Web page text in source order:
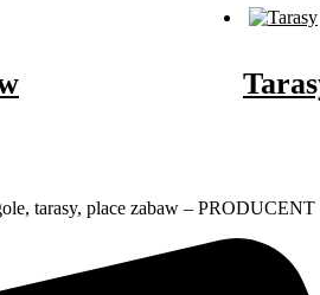
tarasy, place zabaw –